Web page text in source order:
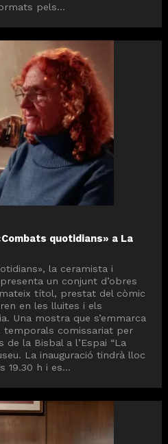
pels...
quotidians» a La
la ceramista i
un conjunt d’obres
títol, prestat del còmic
en les lluites i els
Una mostra que s’emmarca
temporals comissariat per
de la Bisbal a l’Espai “La
La inauguració tindrà lloc
19.30 h i es...